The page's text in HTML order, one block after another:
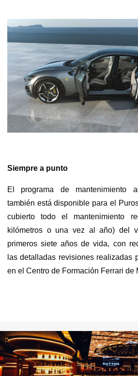
Siempre a punto
El programa de mantenimiento
también está disponible para el
cubierto todo el mantenimiento
kilómetros o una vez al año) del
primeros siete años de vida, con
las detalladas revisiones realizadas
en el Centro de Formación Ferrari de